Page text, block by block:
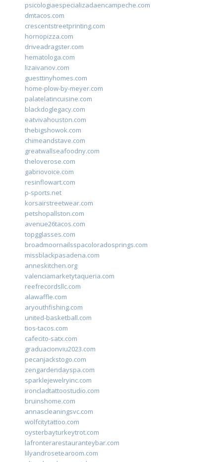
psicologiaespecializadaencampeche.com
dmtacos.com
crescentstreetprinting.com
hornopizza.com
driveadragster.com
hematologa.com
lizaivanov.com
guesttinyhomes.com
home-plow-by-meyer.com
palatelatincuisine.com
blackdoglegacy.com
eatvivahouston.com
thebigshowok.com
chimeandstave.com
greatwallseafoodny.com
theloverose.com
gabriovoice.com
resinflowart.com
p-sports.net
korsairstreetwear.com
petshopallston.com
avenue26tacos.com
topgglasses.com
broadmoornailsspacoloradosprings.com
missblackpasadena.com
anneskitchen.org
valenciamarketytaqueria.com
reefrecordsllc.com
alawaffle.com
aryouthfishing.com
united-basketball.com
tios-tacos.com
cafecito-satx.com
graduacionviu2023.com
pecanjackstogo.com
zengardendayspa.com
sparklejewelryinc.com
ironcladtattoostudio.com
bruinshome.com
annascleaningsvc.com
wolfcitytattoo.com
oysterbayturkeytrot.com
lafronterarestauranteybar.com
lilyandrosetearoom.com